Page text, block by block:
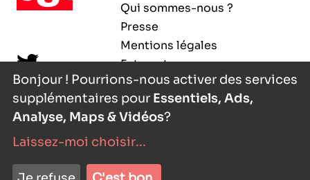
Qui sommes-nous ?
Presse
Mentions légales
Extranet
- agence digitale
Bonjour ! Pourrions-nous activer des services
supplémentaires pour Essentiels, Ads,
Analyse, Maps & Vidéos?
Laissez-moi choisir...